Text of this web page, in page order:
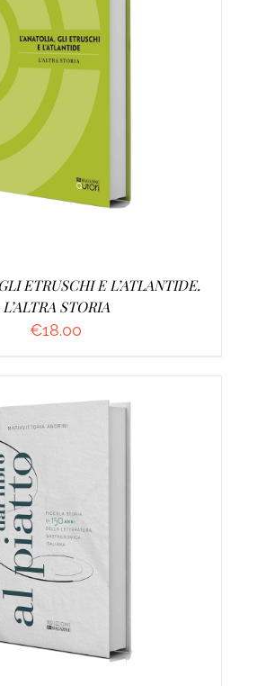
AL CARRELLO /
ETRUSCHI E L’ATLANTIDE.
L’ALTRA STORIA
€18.00
AL CARRELLO